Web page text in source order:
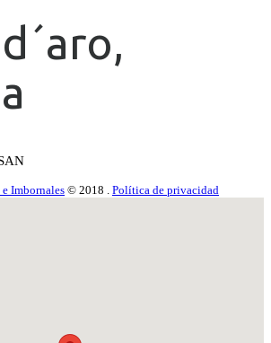
e Imbornales © 2018 Política de privacidad